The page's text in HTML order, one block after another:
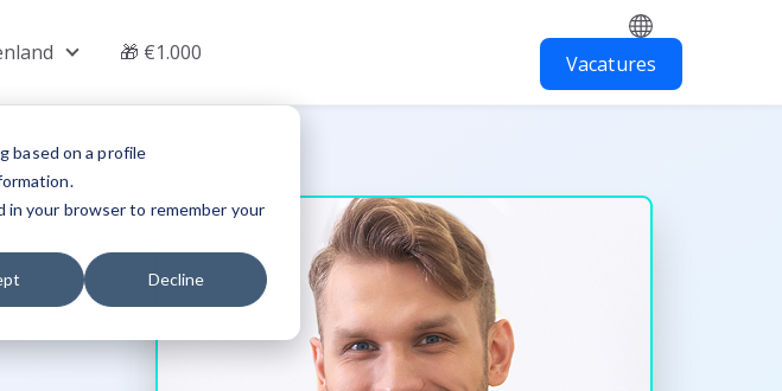
based on a profile
in your browser to remember your
Decline
Show submenu for Werken in het buitenland
🎁 €1.000 Vacatures